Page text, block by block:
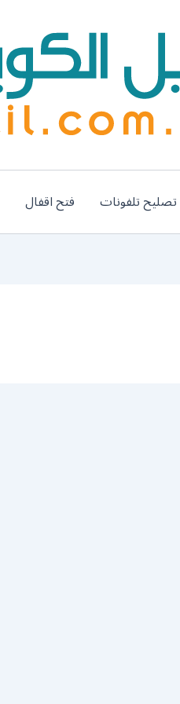
تصليح تلفونات فتح اقفال